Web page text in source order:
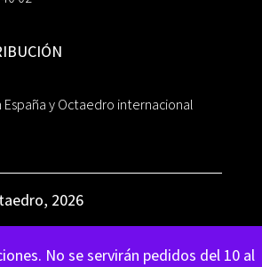
No se servirán pedidos del 10 al
España y Octaedro internacional
2026